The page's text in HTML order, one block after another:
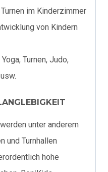
im Kinderzimmer
von Kindern
Turnen, Judo,
unter anderem
und Turnhallen
hohe